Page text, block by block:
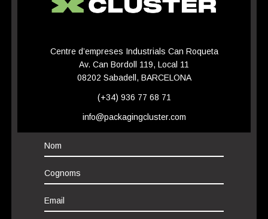
Centre d’empreses Industrials Can Roqueta
Av. Can Bordoll 119, Local 11
08202 Sabadell, BARCELONA
(+34) 936 77 68 71
info@packagingcluster.com